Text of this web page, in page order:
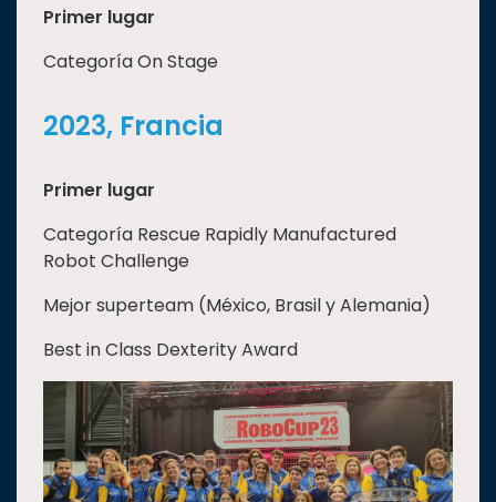
Primer lugar
Categoría On Stage
2023, Francia
Primer lugar
Categoría Rescue Rapidly Manufactured
Robot Challenge
Mejor superteam (México, Brasil y Alemania)
Best in Class Dexterity Award